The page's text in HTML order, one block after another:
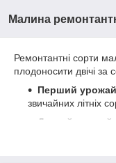
Малина
Ремонтантні сорти
плодоносити двічі за
Перший
звичайних літніх
Другий урожай:
року, ближче до